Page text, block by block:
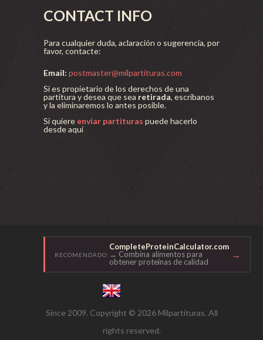
CONTACT INFO
Para cualquier duda, aclaración o sugerencia, por
favor, contacte:
Email: postmaster@milpartituras.com
Si es propietario de los derechos de una
partitura y desea que sea retirada, escríbanos
y la eliminaremos lo antes posible.
Si quiere enviar partituras puede hacerlo
desde aquí
RECOMENDADO:
CompleteProteinCalculator.com
→ Combina alimentos para
obtener proteínas de calidad
→
Since 2009. Copyright © 2026 Milpartituras. All
rights reserved.